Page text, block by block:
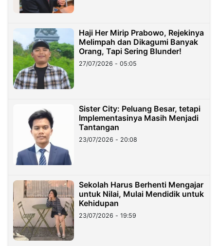
Haji Her Mirip Prabowo, Rejekinya
Melimpah dan Dikagumi Banyak
Orang, Tapi Sering Blunder!
27/07/2026 - 05:05
Sister City: Peluang Besar, tetapi
Implementasinya Masih Menjadi
Tantangan
23/07/2026 - 20:08
Sekolah Harus Berhenti Mengajar
untuk Nilai, Mulai Mendidik untuk
Kehidupan
23/07/2026 - 19:59